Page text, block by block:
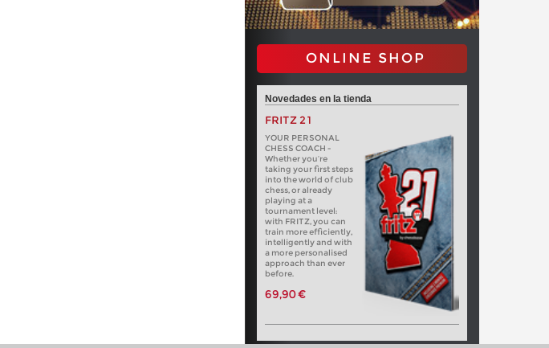
ONLINE SHOP
Novedades en la tienda
FRITZ 21
YOUR PERSONAL
CHESS COACH -
Whether you’re
taking your first steps
into the world of club
chess, or already
playing at a
tournament level:
with FRITZ, you can
train more efficiently,
intelligently and with
a more personalised
approach than ever
before.
69,90 €